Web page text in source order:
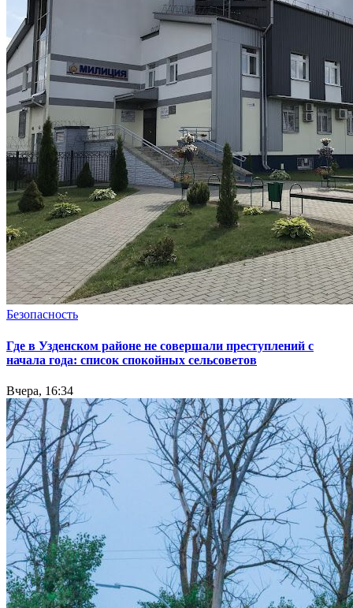
Безопасность
Где в Узденском районе не совершали преступлений с
начала года: список спокойных сельсоветов
Вчера, 16:34